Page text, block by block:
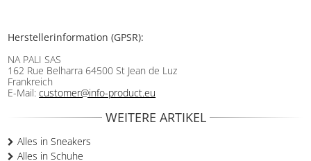
Herstellerinformation (GPSR):
NA PALI SAS
162 Rue Belharra 64500 St Jean de Luz
Frankreich
E-Mail:customer@info-product.eu
WEITERE ARTIKEL
Alles in Sneakers
Alles in Schuhe